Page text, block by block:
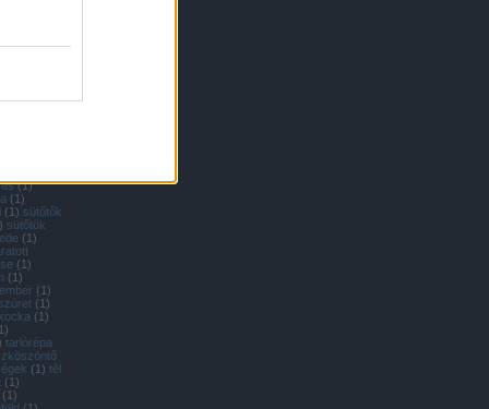
(1)
(1)
(1) sütőtők
) sütőtök
(1)
(1)
(1)
(1)
szüret (1)
(1)
1)
tarlórépa
(1) tél
(1)
(1)